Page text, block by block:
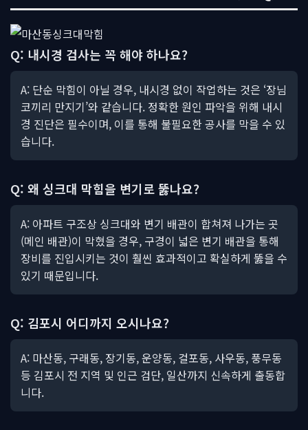
Q: 내시경 검사는 꼭 해야 하나요?
A: 단순 막힘이 아닐 경우, 내시경 없이 작업하는 것은 ‘장님
코끼리 만지기’와 같습니다. 정확한 원인 파악을 위해 내시
경 진단은 필수이며, 이를 통해 불필요한 공사를 막을 수 있
습니다.
Q: 왜 싱크대 막힘을 변기로 뚫나요?
A: 아파트 구조상 싱크대와 변기 배관이 합쳐져 나가는 곳
(메인 배관)이 막혔을 경우, 구경이 넓은 변기 배관을 통해
장비를 진입시키는 것이 훨씬 효과적이고 확실하게 뚫을 수
있기 때문입니다.
Q: 김포시 어디까지 오시나요?
A: 마산동, 구래동, 장기동, 운양동, 걸포동, 사우동, 풍무동
등 김포시 전 지역 및 인근 검단, 일산까지 신속하게 출동합
니다.